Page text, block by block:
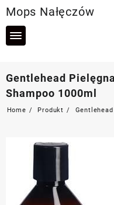
to
content
Mops Nałęczów
Gentlehead
Shampoo 1000ml
Home Produkt